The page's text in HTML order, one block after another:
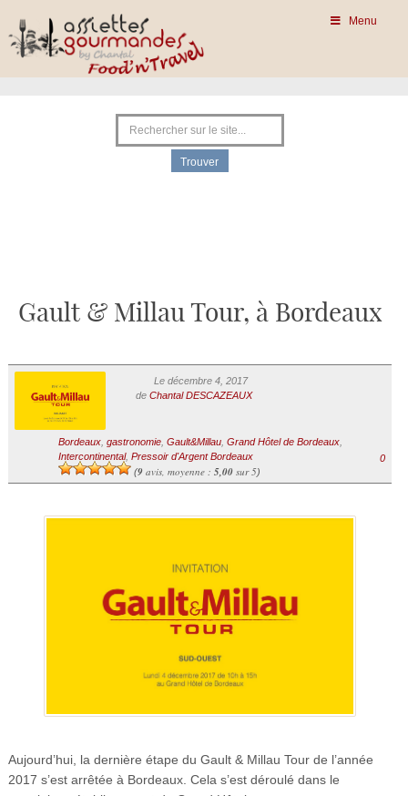
Menu
Gault & Millau Tour, à Bordeaux
Le décembre 4, 2017
de Chantal DESCAZEAUX
Bordeaux, gastronomie, Gault&Millau, Grand Hôtel de Bordeaux,
Intercontinental, Pressoir d'Argent Bordeaux
(9avis, moyenne : 5,00sur 5)
0
Aujourd’hui, la dernière étape du Gault & Millau Tour de l’année
2017 s’est arrêtée à Bordeaux. Cela s’est déroulé dans le